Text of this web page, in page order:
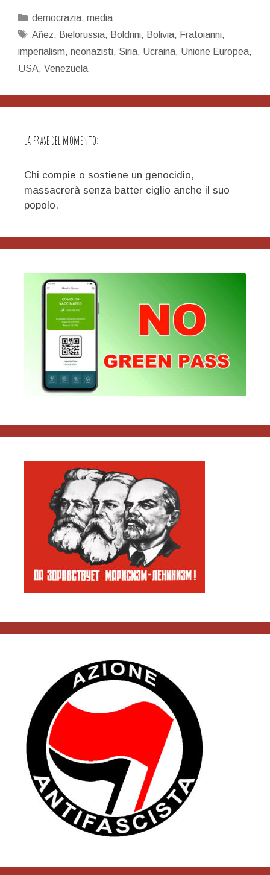
dell’Occidente
al
resto
del
Categorie
democrazia, media
Tag
Añez, Bielorussia, Boldrini, Bolivia, Fratoianni,
imperialism, neonazisti, Siria, Ucraina, Unione Europea,
USA, Venezuela
La frase del momento:
Chi compie o sostiene un genocidio,
massacrerà senza batter ciglio anche il suo
popolo.